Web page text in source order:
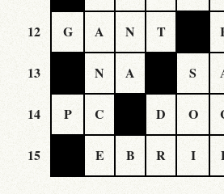
12 G A N T
13 N A S
14 P C D O
15 E B R I